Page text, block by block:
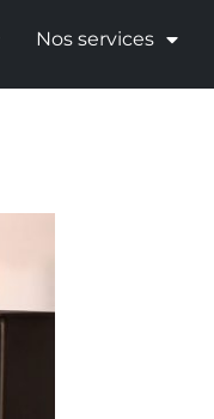
Nos services